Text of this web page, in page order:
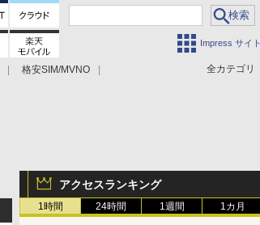
Impress サイト
全カテゴリ
格安SIM/MVNO
アクセスランキング
1時間 24時間 1週間 1カ月